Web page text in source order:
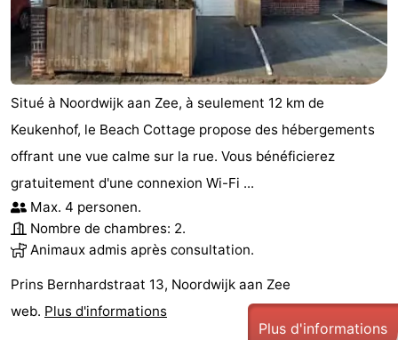
Situé à Noordwijk aan Zee, à seulement 12 km de
Keukenhof, le Beach Cottage propose des hébergements
offrant une vue calme sur la rue. Vous bénéficierez
gratuitement d'une connexion Wi-Fi ...
Max. 4 personen.
Nombre de chambres: 2.
Animaux admis après consultation.
Prins Bernhardstraat 13, Noordwijk aan Zee
web. Plus d'informations
Plus d'informations